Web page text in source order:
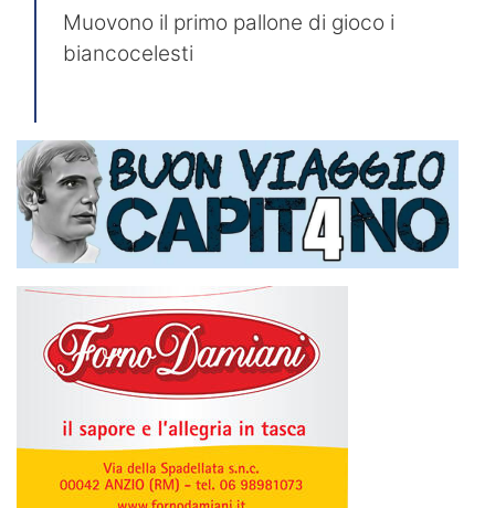
Muovono il primo pallone di gioco i
biancocelesti